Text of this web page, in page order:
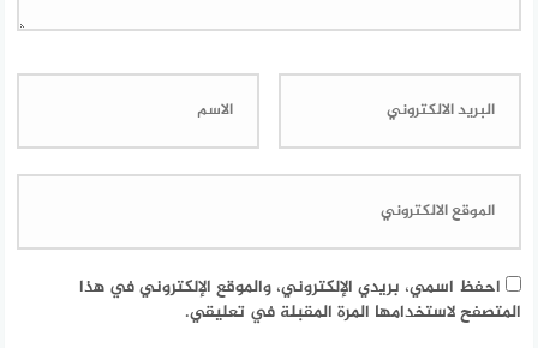
احفظ اسمي، بريدي الإلكتروني، والموقع الإلكتروني في هذا
المتصفح لاستخدامها المرة المقبلة في تعليقي.